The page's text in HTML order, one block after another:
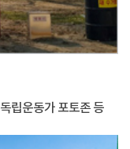
립운동가 포토존 등